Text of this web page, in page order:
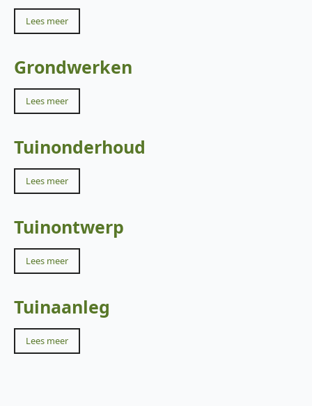
Lees meer
Grondwerken
Lees meer
Tuinonderhoud
Lees meer
Tuinontwerp
Lees meer
Tuinaanleg
Lees meer